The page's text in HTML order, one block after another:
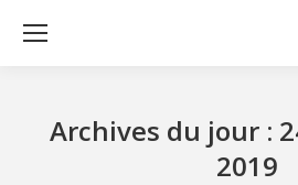
Archives du jour :
2019